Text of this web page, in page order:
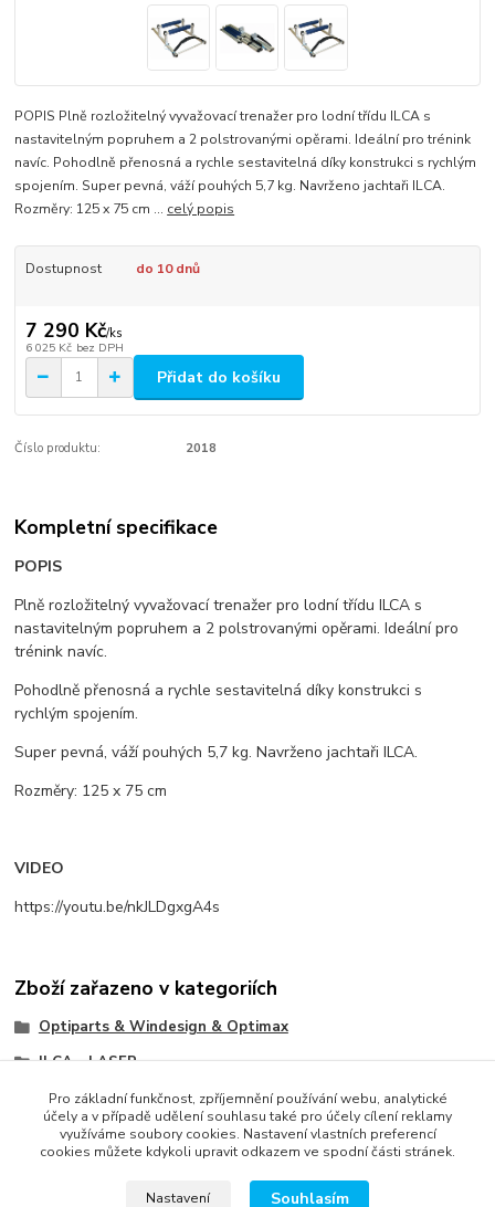
POPIS Plně rozložitelný vyvažovací trenažer pro lodní třídu ILCA s
nastavitelným popruhem a 2 polstrovanými opěrami. Ideální pro trénink
navíc. Pohodlně přenosná a rychle sestavitelná díky konstrukci s rychlým
spojením. Super pevná, váží pouhých 5,7 kg. Navrženo jachtaři ILCA.
Rozměry: 125 x 75 cm ... celý popis
Dostupnost do 10 dnů
7 290 Kč/ks
6 025 Kč bez DPH
Přidat do košíku
Číslo produktu: 2018
Kompletní specifikace
POPIS
Plně rozložitelný vyvažovací trenažer pro lodní třídu ILCA s
nastavitelným popruhem a 2 polstrovanými opěrami. Ideální pro
trénink navíc.
Pohodlně přenosná a rychle sestavitelná díky konstrukci s
rychlým spojením.
Super pevná, váží pouhých 5,7 kg. Navrženo jachtaři ILCA.
Rozměry: 125 x 75 cm
VIDEO
https://youtu.be/nkJLDgxgA4s
Zboží zařazeno v kategoriích
Optiparts & Windesign & Optimax
ILCA - LASER
Ostatní
Pro základní funkčnost, zpříjemnění používání webu, analytické
účely a v případě udělení souhlasu také pro účely cílení reklamy
využíváme soubory cookies. Nastavení vlastních preferencí
cookies můžete kdykoli upravit odkazem ve spodní části stránek.
Nastavení Souhlasím